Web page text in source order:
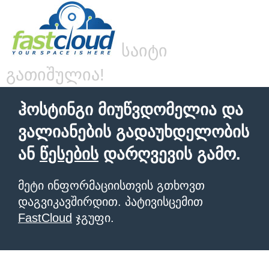
საიტი
გათიშულია!
ჰოსტინგი მიუწვდომელია და
ვალიანების გადაუხდელობის
ან წესების დარღვევის გამო.
მეტი ინფორმაციისთვის გთხოვთ
დაგვიკავშირდით. პატივისცემით
FastCloud ჯგუფი.